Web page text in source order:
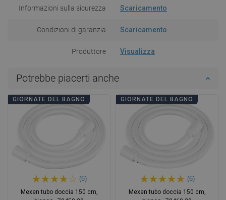
Informazioni sulla sicurezza Scaricamento
Condizioni di garanzia Scaricamento
Produttore Visualizza
Potrebbe piacerti anche
GIORNATE DEL BAGNO
(6)
Mexen tubo doccia 150 cm,
GIORNATE DEL BAGNO
(6)
Mexen tubo doccia 150 cm,